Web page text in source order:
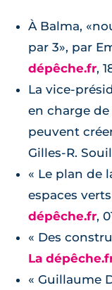
À Balma,
par 3», par
dépêche.fr,
La vice-
en charge
peuvent
Gilles-R.
« Le plan de
espaces
dépêche.fr,
« Des
La
« Guillaume